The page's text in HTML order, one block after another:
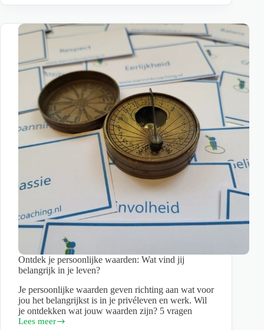
je
vergroten?
Deze
helpen
Ontdek je persoonlijke waarden: Wat vind jij
belangrijk in je leven?
Je persoonlijke waarden geven richting aan wat voor
jou het belangrijkst is in je privéleven en werk. Wil
je ontdekken wat jouw waarden zijn? 5 vragen
Lees meer
Ontdek